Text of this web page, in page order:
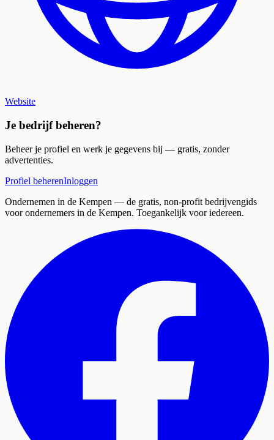
Website
Je bedrijf beheren?
Beheer je profiel en werk je gegevens bij — gratis, zonder
advertenties.
Profiel beherenInloggen
Ondernemen in de Kempen — de gratis, non-profit bedrijvengids
voor ondernemers in de Kempen. Toegankelijk voor iedereen.